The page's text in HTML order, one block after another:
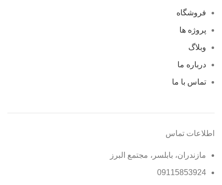
فروشگاه
پروژه ها
وبلاگ
درباره ما
تماس با ما
اطلاعات تماس
مازندران، بابلسر، مجتمع البرز
09115853924